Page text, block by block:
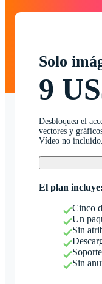
Solo
9
Desbloquea el
vectores y
Vídeo no incluido.
El plan incluye:
Cinco
Un
Sin
Sin